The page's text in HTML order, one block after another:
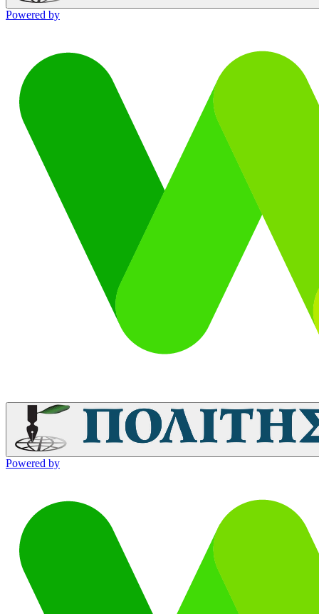
Powered by
Powered by